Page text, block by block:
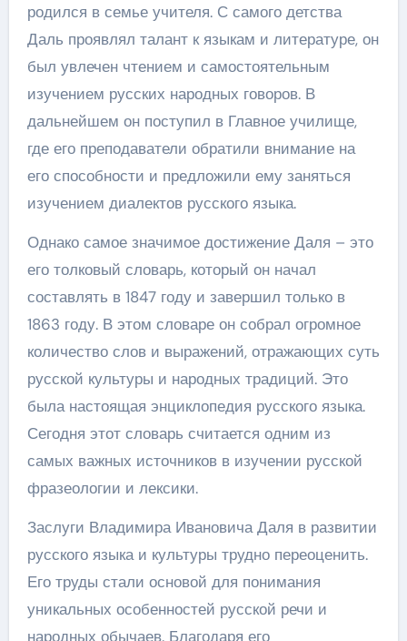
родился в семье учителя. С самого детства
Даль проявлял талант к языкам и литературе, он
был увлечен чтением и самостоятельным
изучением русских народных говоров. В
дальнейшем он поступил в Главное училище,
где его преподаватели обратили внимание на
его способности и предложили ему заняться
изучением диалектов русского языка.
Однако самое значимое достижение Даля – это
его толковый словарь, который он начал
составлять в 1847 году и завершил только в
1863 году. В этом словаре он собрал огромное
количество слов и выражений, отражающих суть
русской культуры и народных традиций. Это
была настоящая энциклопедия русского языка.
Сегодня этот словарь считается одним из
самых важных источников в изучении русской
фразеологии и лексики.
Заслуги Владимира Ивановича Даля в развитии
русского языка и культуры трудно переоценить.
Его труды стали основой для понимания
уникальных особенностей русской речи и
народных обычаев. Благодаря его